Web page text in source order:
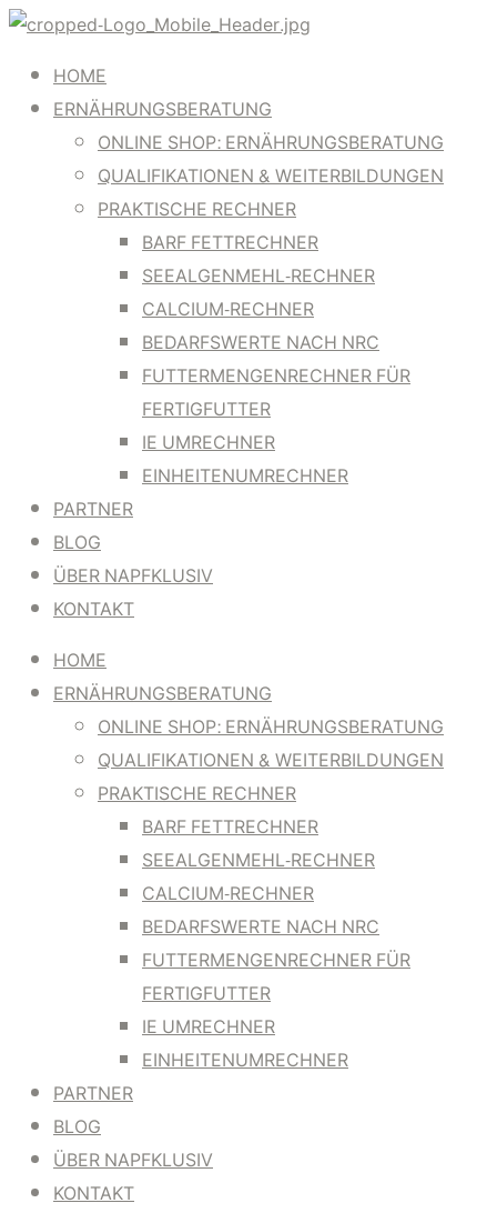
HOME
ERNÄHRUNGSBERATUNG
ONLINE SHOP: ERNÄHRUNGSBERATUNG
QUALIFIKATIONEN & WEITERBILDUNGEN
PRAKTISCHE RECHNER
BARF FETTRECHNER
SEEALGENMEHL-RECHNER
CALCIUM-RECHNER
BEDARFSWERTE NACH NRC
FUTTERMENGENRECHNER FÜR
FERTIGFUTTER
IE UMRECHNER
EINHEITENUMRECHNER
PARTNER
BLOG
ÜBER NAPFKLUSIV
KONTAKT
HOME
ERNÄHRUNGSBERATUNG
ONLINE SHOP: ERNÄHRUNGSBERATUNG
QUALIFIKATIONEN & WEITERBILDUNGEN
PRAKTISCHE RECHNER
BARF FETTRECHNER
SEEALGENMEHL-RECHNER
CALCIUM-RECHNER
BEDARFSWERTE NACH NRC
FUTTERMENGENRECHNER FÜR
FERTIGFUTTER
IE UMRECHNER
EINHEITENUMRECHNER
PARTNER
BLOG
ÜBER NAPFKLUSIV
KONTAKT